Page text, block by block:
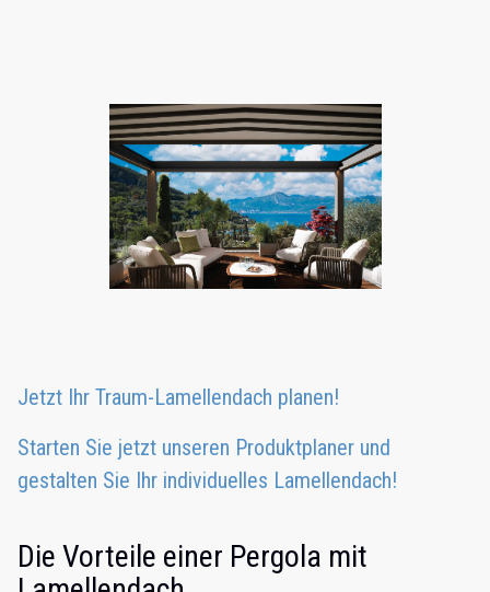
Jetzt Ihr Traum-Lamellendach planen!
Starten Sie jetzt unseren Produktplaner und
gestalten Sie Ihr individuelles Lamellendach!
Die Vorteile einer Pergola mit